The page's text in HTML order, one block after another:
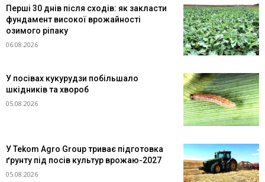
Перші 30 днів після сходів: як закласти
фундамент високої врожайності
озимого ріпаку
06.08.2026
У посівах кукурудзи побільшало
шкідників та хвороб
05.08.2026
У Tekom Agro Group триває підготовка
ґрунту під посів культур врожаю-2027
05.08.2026